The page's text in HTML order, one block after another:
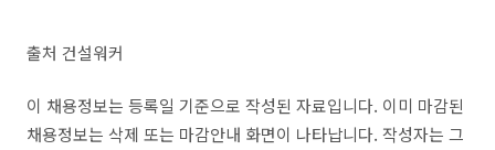
출처 건설워커
이 채용정보는 등록일 기준으로 작성된 자료입니다. 이미 마감된
채용정보는 삭제 또는 마감안내 화면이 나타납니다. 작성자는 그